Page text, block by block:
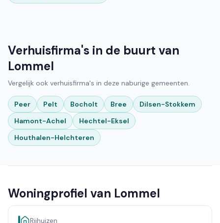
Verhuisfirma's in de buurt van
Lommel
Vergelijk ook verhuisfirma's in deze naburige gemeenten.
Peer Pelt Bocholt Bree
Dilsen-Stokkem
Hamont-Achel
Hechtel-Eksel
Houthalen-Helchteren
Woningprofiel van Lommel
Rijhuizen